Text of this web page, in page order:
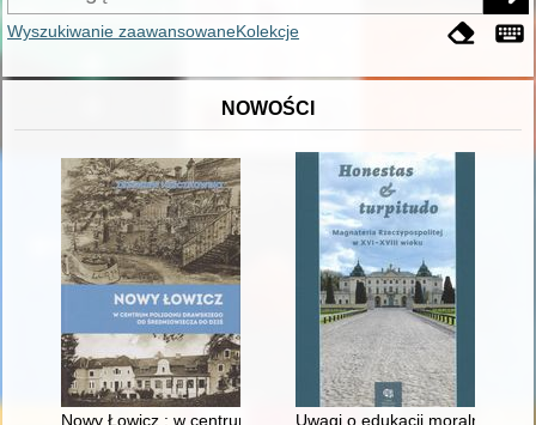
Wyszukiwanie zaawansowaneKolekcje
NOWOŚCI
Nowy Łowicz : w centrum poligonu drawskiego od
Uwagi o edukacji moralnej